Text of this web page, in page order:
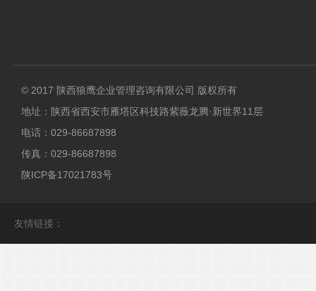
© 2017 陕西狼鹰企业管理咨询有限公司 版权所有
地址：陕西省西安市雁塔区科技路紫薇龙腾·新世界11层
电话：029-86687898
传真：029-86687898
陕ICP备17021783号
友情链接：